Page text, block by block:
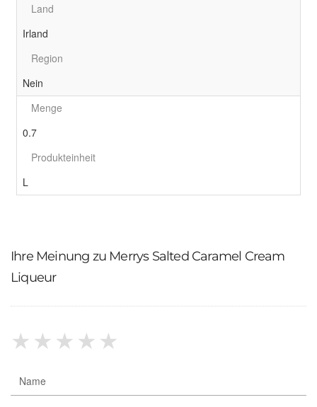
Land
Irland
Region
Nein
Menge
0.7
Produkteinheit
L
Ihre Meinung zu Merrys Salted Caramel Cream
Liqueur
★★★★★